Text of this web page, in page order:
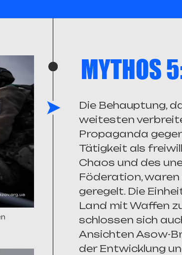
MYTHOS
Die Behauptung,
weitesten
Propaganda
Tätigkeit als
Chaos und des
Föderation,
geregelt. Die
Land mit Waffen
schlossen sich
Ansichten Asow-
der Entwicklung